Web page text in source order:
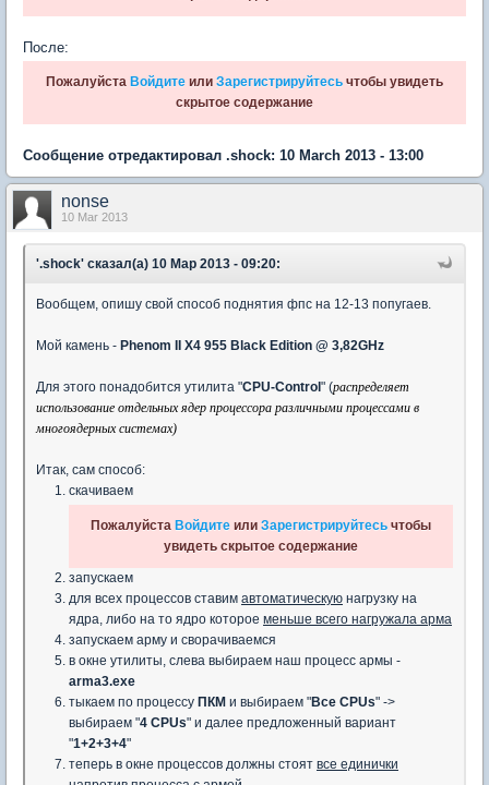
После:
Пожалуйста Войдите или Зарегистрируйтесь чтобы увидеть
скрытое содержание
Сообщение отредактировал .shock: 10 March 2013 - 13:00
nonse
10 Mar 2013
'.shock' сказал(а) 10 Мар 2013 - 09:20:
Вообщем, опишу свой способ поднятия фпс на 12-13 попугаев.
Мой камень - Phenom II X4 955 Black Edition @ 3,82GHz
Для этого понадобится утилита "CPU-Control " (распределяет
использование отдельных ядер процессора различными процессами в
многоядерных системах)
Итак, сам способ:
скачиваем
Пожалуйста Войдите или Зарегистрируйтесь чтобы
увидеть скрытое содержание
запускаем
для всех процессов ставим автоматическую нагрузку на
ядра, либо на то ядро которое меньше всего нагружала арма
запускаем арму и сворачиваемся
в окне утилиты, слева выбираем наш процесс армы -
arma3.exe
тыкаем по процессу ПКМ и выбираем "Все CPUs" ->
выбираем "4 CPUs" и далее предложенный вариант
"1+2+3+4"
теперь в окне процессов должны стоят все единички